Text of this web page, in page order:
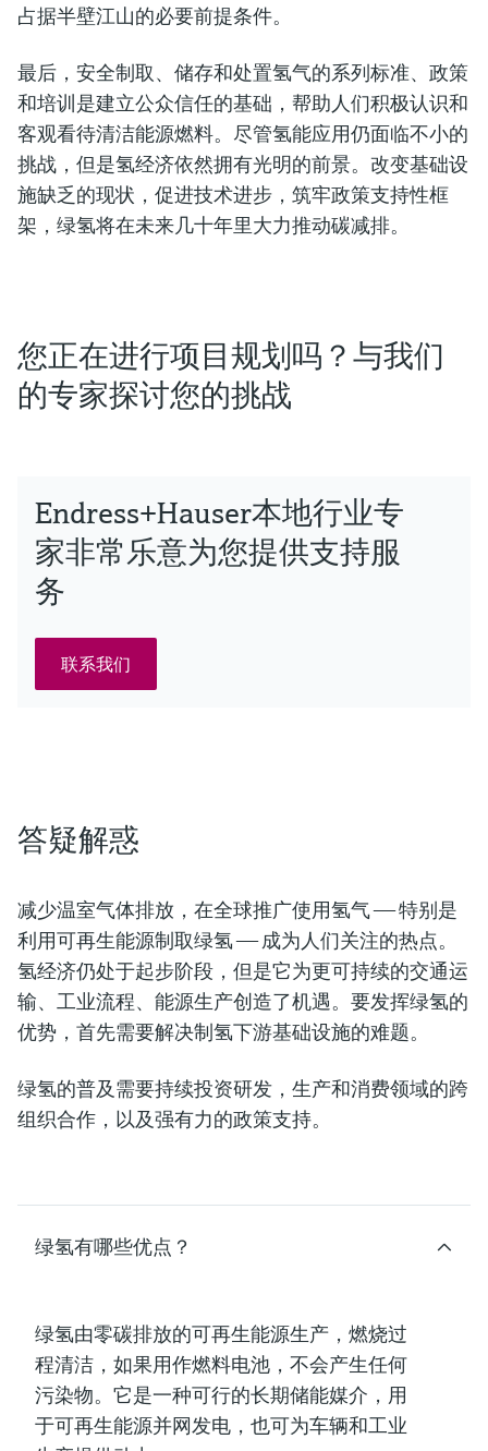
占据半壁江山的必要前提条件。
最后，安全制取、储存和处置氢气的系列标准、政策
和培训是建立公众信任的基础，帮助人们积极认识和
客观看待清洁能源燃料。尽管氢能应用仍面临不小的
挑战，但是氢经济依然拥有光明的前景。改变基础设
施缺乏的现状，促进技术进步，筑牢政策支持性框
架，绿氢将在未来几十年里大力推动碳减排。
您正在进行项目规划吗？与我们
的专家探讨您的挑战
Endress+Hauser本地行业专
家非常乐意为您提供支持服
务
联系我们
答疑解惑
减少温室气体排放，在全球推广使用氢气 —— 特别是
利用可再生能源制取绿氢 —— 成为人们关注的热点。
氢经济仍处于起步阶段，但是它为更可持续的交通运
输、工业流程、能源生产创造了机遇。要发挥绿氢的
优势，首先需要解决制氢下游基础设施的难题。
绿氢的普及需要持续投资研发，生产和消费领域的跨
组织合作，以及强有力的政策支持。
绿氢有哪些优点？
绿氢由零碳排放的可再生能源生产，燃烧过
程清洁，如果用作燃料电池，不会产生任何
污染物。它是一种可行的长期储能媒介，用
于可再生能源并网发电，也可为车辆和工业